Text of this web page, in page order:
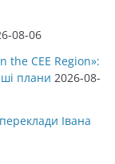
08-06
the CEE Region»:
плани 2026-08-
Івана